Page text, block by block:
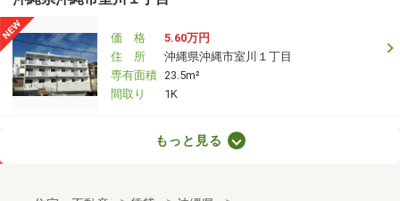
価 格
5.60万円
住 所
沖縄県沖縄市室川１丁目
専有面積 23.5m²
間取り
1K
もっと見る